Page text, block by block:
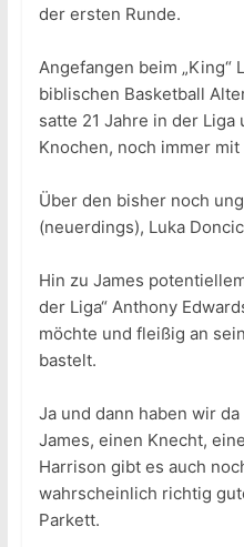
der ersten Runde.
Angefangen beim „King“
biblischen Basketball
satte 21 Jahre in der Liga
Knochen, noch immer
Über den bisher noch
(neuerdings), Luka
Hin zu James
der Liga“ Anthony
möchte und fleißig an
bastelt.
Ja und dann haben wir
James, einen Knecht,
Harrison gibt es auch
wahrscheinlich richtig
Parkett.